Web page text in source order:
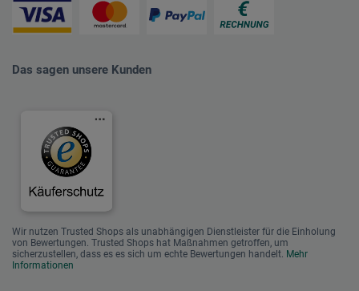
Das sagen unsere Kunden
Wir nutzen Trusted Shops als unabhängigen Dienstleister für die Einholung
von Bewertungen. Trusted Shops hat Maßnahmen getroffen, um
sicherzustellen, dass es es sich um echte Bewertungen handelt. Mehr
Informationen